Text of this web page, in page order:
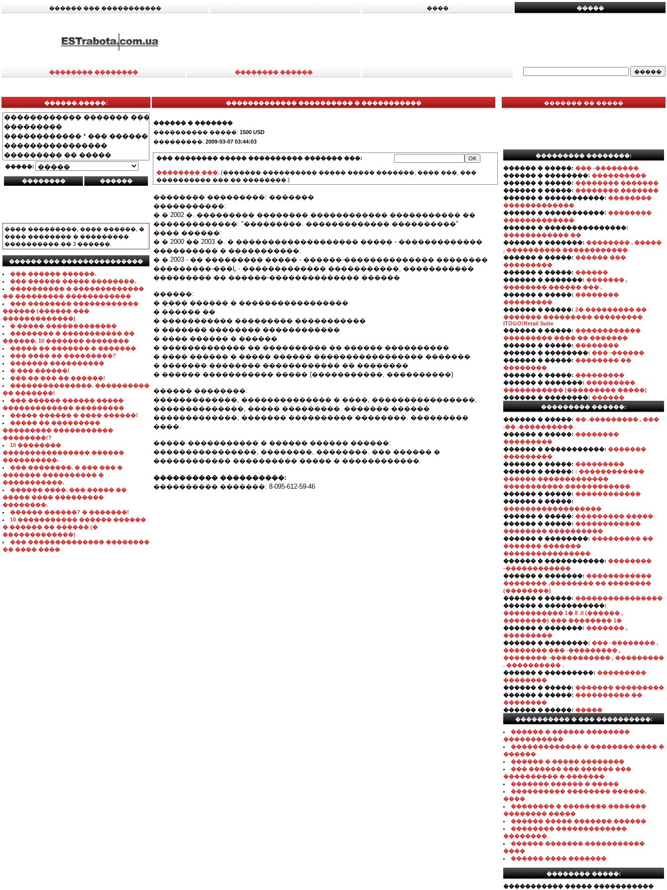
������ ��� ����������� ���� �����
�������� �������� �������� ������
������.�����:
�����:
���� ���������, ���� ������, �
���� �������� � ���������
���������� �� 3 ������.
������ ��� ���������������
��� ������ ������.
��� ������ ����� ��������.
���������� � �������������
�� ��������� ������������
��� �������� ������������
������ (������ ���
�������������)
� ����� �������������
�������� � ����������� ��
������. 10 ������� ��������
����� �� ������� � �������
��� ���� �� ���������?
������� ����������
� ��� ������!
��� �� ��� �� ������!
���������������. ����������
�� �������!
��� ������ ������ �����
������������� ���������
����� ������ � ���� ������!
����� �� ���������
��������� �����������
��������!?
10 ��������
���������������� ������
����������.
��� ��������, � ��� ��� �
������� ���������� �
�����������.
������ ����. ��� ����� ��
����� ���� ���������
��������.
������ ������? � �������!
10 ����������� ������ ������
� ������ �� ������ (�
�������������)
��� �������������� ��������
�� ���� ����
������������� ���������� � �����������
������ � �������
���������� �����: 1500 USD
���������: 2009-03-07 03:44:03
��� �������� ����� ���������� ������� ���:
�������� ���. (������� ���������� ����� ����� �������, ���� ���, ���
���������� ��� �� ��������.)
�������� ���������: �������
�����������:
� � 2002 �. ��������� �������� ������������ ����������� ��
�������������: "���������. ������������� ����������"
���� ������:
� � 2000 �� 2003 �. � ������������������� ����� - �������������
���������� � �����������.
� � 2003 - �� ��������� ����� - ������-�������������� ��������
���������-���Ļ - ������������� �����������, �����������
��������� �� ������-�������������� ������
������:
� ���� ������ � �����������������
� ������ ��
� ����������� ��������� �����������
� ������� �������� ������������
� ���� ������ � ������
� ������������� �� ���������� �� ������ ����������
� ���� ������ � ����� ������ ����������������� �������
� ������� �������� ������������ �� ��������
� ������ ����������� ����� (�����������, ����������)
������ ��������:
�������������, �������������� � ����, ����������������,
��������������, ����� ���������. ������� ������
�������������, ������� ���������� ��������. ���������
����.
����� ����������� � ������ ������ ������:
����������������, ��������, ��������. ��� ������ �
������������ ���������� ����� � ������������.
���������� ����������:
���������� �������: 8-095-612-59-46
������� �� �����
��������� ��������:
������ � �����: ��� -��������
������ � ��������: ����������
������ � �����: �������� �������
������ � �����: �������� �������
������ � �����������: ��������
�������������
������ � �����������: ��������
�������������
������ � ���������������:
������������ ��
������ � �������: �������� , �����
, ���������� ������������
������ � �����: ������ ���
���������
������ � �����: ������
������ � �������: ������� ,
�������� ������ ��� ,
������ � �����: ��������
���������
������ � �����: 2� ��������� ��
������� ��������� ���������
ITOGO!Retail Suite
������ � �����: ������������
��������� ���� �� �������
������ � �����: ��������
������ � ��������: ��� -������
������ � �����: �������� ��
��������
������ � �����: ���������
������ � �������: ���������
����������� (��������� �����)
������ � ��������: ������
��������� ������:
������ � �����: �� .��������� , ���
.�� .����������
������ � �����: ��������
���������
������ � �����������: �������
���������
������ � �����: ���������
������ � �����: : ������������
������ �������������
����������� ������������
������ � �����: ������������
������ � �����:
������������������
������ � �����: ��������� �����
������ � �����: ������������
�������� ����������
������ � ��������: ��������� ��
������� �������
����������������
������ � �����������: ��������
-������������
������ � �������: ������������
�������� ,�������� �� ��������
(��������)
������ � �����: ����������������
������ � �����������:
����������� 1� 8 .0 (������ ,
��������) ��� �������� 1�
������ � �������: ������� ,
���������
������ � ��������: ��� -�������� ,
�������� ��� -��������� ,
�������� -����������� , ���������
. ���������� .
������ � ���������: ���������
��������
������ � �����: ������� ���������
������ � �����: ���������� ��
��������
������ � �����: �����
���������� � ��� ����������:
������ � ������ ��������
�����������
������������� � �������� ���� �
������
������ � ����� ��������
��� ������ ��� ������ ���
���������� � �������
������� ������ � �����
���������� �������� ������,
����
�������� � �������� �������
�������� �����
������ ����� ������� ������
�������� �������������
��������
������ ������� �����������
����
������ ���� �������
�������� �����:
����������� ����� �����������